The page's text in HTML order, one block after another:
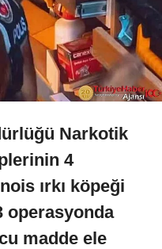
Narkotik
4
ırkı köpeği
operasyonda
madde ele